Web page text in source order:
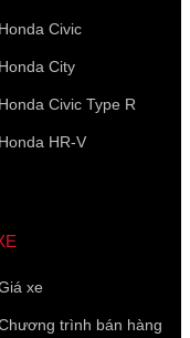
Honda Civic
Honda City
Honda Civic Type R
Honda HR-V
xe
trình bán hàng